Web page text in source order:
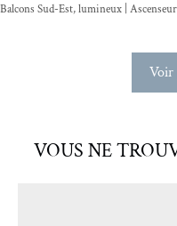
Balcons Sud-Est, lumineux |
Voir
VOUS NE